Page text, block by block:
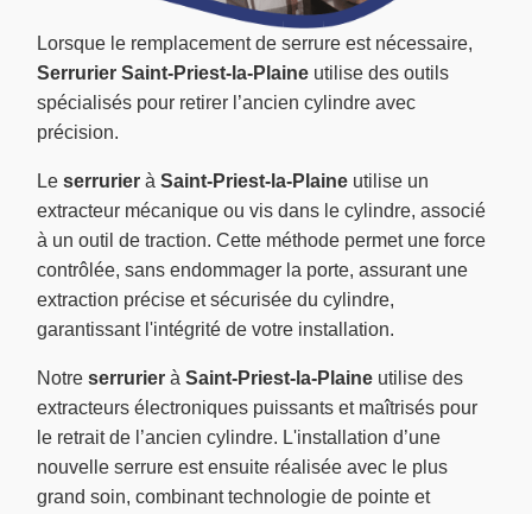
Lorsque le remplacement de serrure est nécessaire,
Serrurier Saint-Priest-la-Plaine utilise des outils
spécialisés pour retirer l’ancien cylindre avec
précision.
Le serrurier à Saint-Priest-la-Plaine utilise un
extracteur mécanique ou vis dans le cylindre, associé
à un outil de traction. Cette méthode permet une force
contrôlée, sans endommager la porte, assurant une
extraction précise et sécurisée du cylindre,
garantissant l'intégrité de votre installation.
Notre serrurier à Saint-Priest-la-Plaine utilise des
extracteurs électroniques puissants et maîtrisés pour
le retrait de l’ancien cylindre. L'installation d’une
nouvelle serrure est ensuite réalisée avec le plus
grand soin, combinant technologie de pointe et